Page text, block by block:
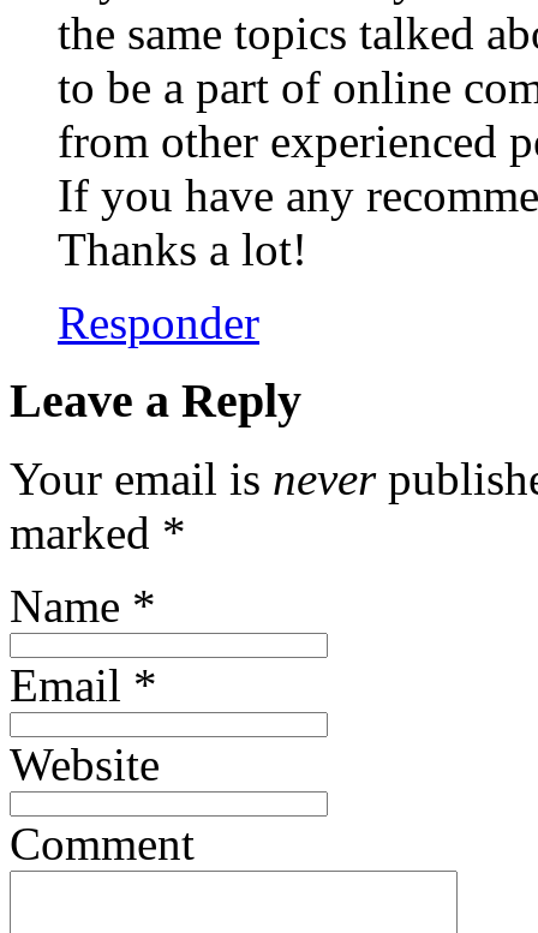
the same topics talked
to be a part of online
from other experienced
If you have any
Thanks a lot!
Responder
Leave a Reply
Your email is never
marked *
Name *
Email *
Website
Comment